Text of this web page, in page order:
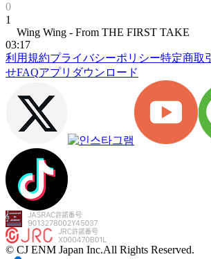
0
1
Wing Wing - From THE FIRST TAKE
03:17
利用規約プライバシーポリシー特定商取引
せFAQアプリダウンロード
© CJ ENM Japan Inc.All Rights Reserved.